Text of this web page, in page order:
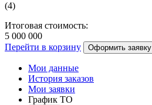
(4)
Итоговая стоимость:
5 000 000
Перейти в корзину
Оформить заявку
Мои данные
История заказов
Мои заявки
График ТО